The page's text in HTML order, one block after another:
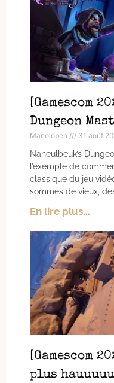
[Gamescom
Dungeon
Manoloben 31 août
Naheulbeuk’s
l’exemple de
classique du jeu
sommes de vieux,
En lire plus...
[Gamescom
plus